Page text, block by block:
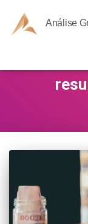
Análise